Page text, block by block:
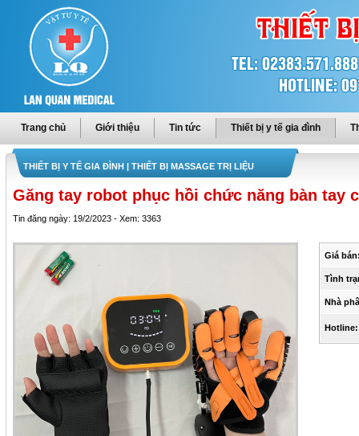
Trang chủ Giới thiệu Tin tức Thiết bị y tế gia đình
THIẾT BỊ Y TẾ GIA ĐÌNH | THIẾT BỊ MASSAGE TRỊ LIỆU
Găng tay robot phục hồi chức năng bàn tay
Tin đăng ngày: 19/2/2023 - Xem: 3363
Giá
Tình
Nhà
Hotline: